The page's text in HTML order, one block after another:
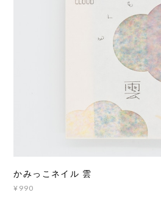
かみっこネイル 雲
¥990